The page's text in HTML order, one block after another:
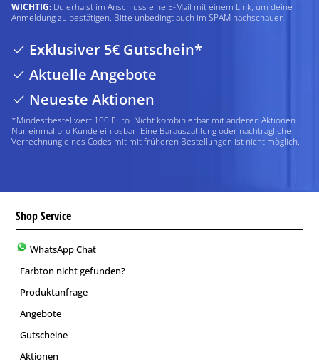
WICHTIG: Du erhälst im Anschluss eine E-Mail mit einem Link, um deine
Anmeldung zu bestätigen. Bitte unbedingt auch im SPAM nachschauen
Exklusiver 5€ Gutschein*
Aktuelle Angebote
Neueste Aktionen
*Mindestbestellwert 100 Euro. Nicht kombinierbar mit anderen Aktionen.
Nur einmal pro Kunde einlösbar. Eine Barauszahlung oder nachträgliche
Verrechnung eines Codes mit mit früheren Bestellungen ist nicht möglich.
Shop Service
WhatsApp Chat
Farbton nicht gefunden?
Produktanfrage
Angebote
Gutscheine
Aktionen